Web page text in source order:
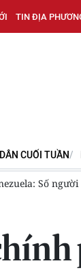
TIN ĐỊA
CUỐI TUẦN
Mỹ mở rộng